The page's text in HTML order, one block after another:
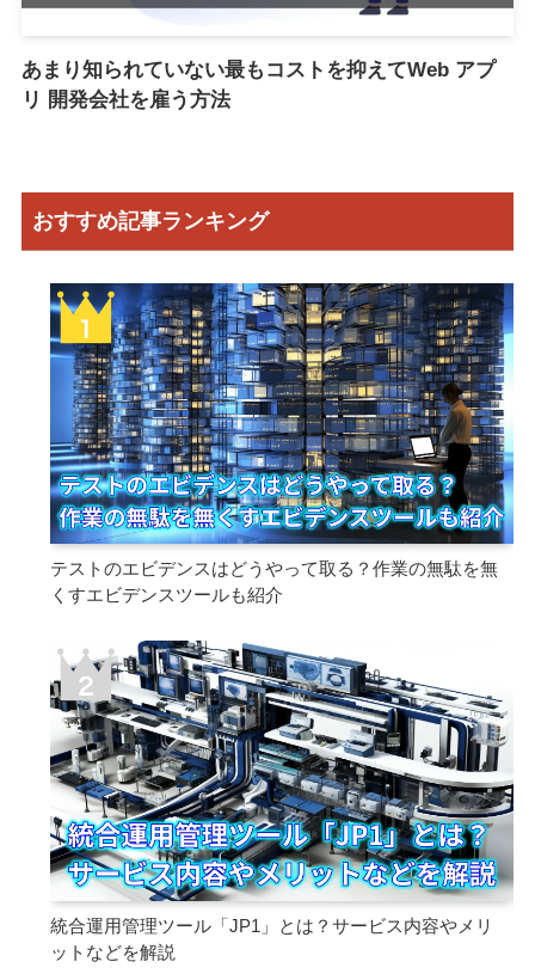
あまり知られていない最もコストを抑えてWeb アプ
リ 開発会社を雇う方法
おすすめ記事ランキング
テストのエビデンスはどうやって取る？作業の無駄を無
くすエビデンスツールも紹介
統合運用管理ツール「JP1」とは？サービス内容やメリ
ットなどを解説